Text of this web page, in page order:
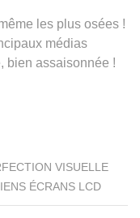
les plus osées !
médias
bien assaisonnée !
VISUELLE
ÉCRANS LCD